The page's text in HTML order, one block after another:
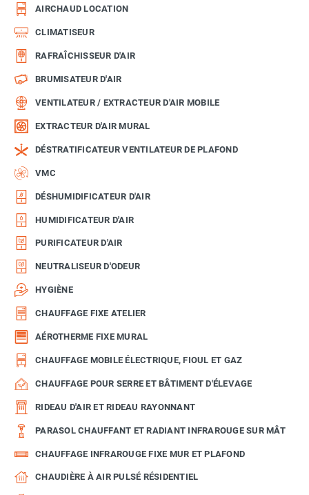
AIRCHAUD LOCATION
CLIMATISEUR
RAFRAÎCHISSEUR D'AIR
BRUMISATEUR D'AIR
VENTILATEUR / EXTRACTEUR D'AIR MOBILE
EXTRACTEUR D'AIR MURAL
DÉSTRATIFICATEUR VENTILATEUR DE PLAFOND
VMC
DÉSHUMIDIFICATEUR D'AIR
HUMIDIFICATEUR D'AIR
PURIFICATEUR D'AIR
NEUTRALISEUR D'ODEUR
HYGIÈNE
CHAUFFAGE FIXE ATELIER
AÉROTHERME FIXE MURAL
CHAUFFAGE MOBILE ÉLECTRIQUE, FIOUL ET GAZ
CHAUFFAGE POUR SERRE ET BÂTIMENT D'ÉLEVAGE
RIDEAU D'AIR ET RIDEAU RAYONNANT
PARASOL CHAUFFANT ET RADIANT INFRAROUGE SUR MÂT
CHAUFFAGE INFRAROUGE FIXE MUR ET PLAFOND
CHAUDIÈRE À AIR PULSÉ RÉSIDENTIEL